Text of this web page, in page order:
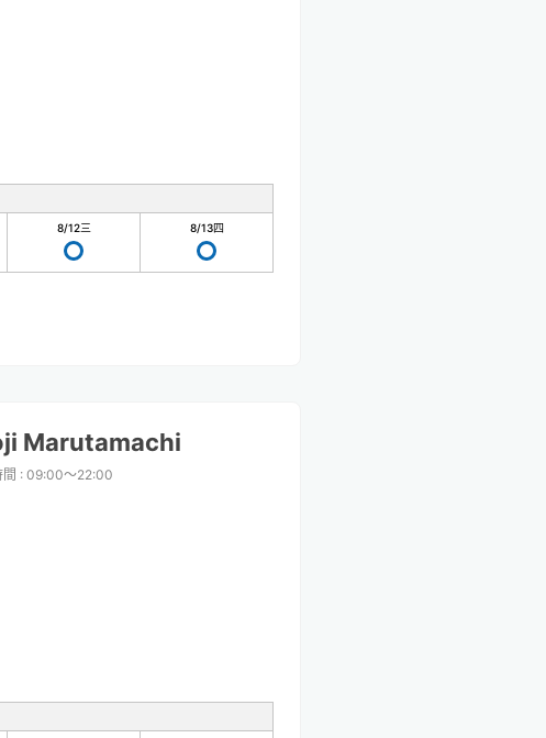
8/12三 8/13四
Marutamachi
: 09:00〜22:00